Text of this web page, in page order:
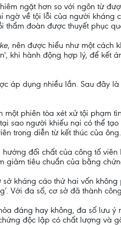
ngặt hơn so với ngôn từ
về tội lỗi của người kháng
đoàn được thuyết phục
, nên được hiểu như một cách
khi hành động hợp lý, để kết
áp dụng nhiều lần. Sau đây
một phiên tòa xét xử tội phạm
sao người khiếu nại có thể
trong diễn từ kết thúc của ông.
đối chất của công tố
giảm tiêu chuẩn của bằng
kháng cáo thứ hai vốn
Với đa số, cơ sở đã thành
đáng hay không, đa số lưu ý
độc lập có chất lượng và